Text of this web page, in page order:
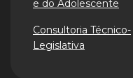
e do Adolescente
Consultoria Técnico-
Legislativa